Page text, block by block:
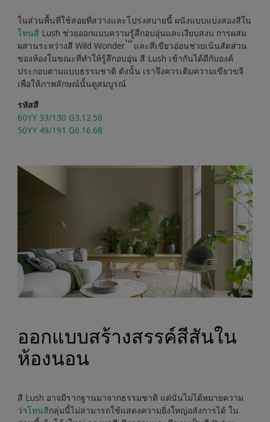
ในส่วนพื้นที่ใช้สอยที่สว่างและโปร่งสบายนี้ ผนังแบบแบ่งสองสีใน
โทนสี Lush ช่วยออกแบบความรู้สึกอบอุ่นและเงียบสงบ การผสม
ผสานระหว่างสี Wild WonderTMและสีเขียวอ่อนช่วยเน้นสัดส่วน
ของห้องในขณะที่ทำให้รู้สึกอบอุ่น สี Lush เข้ากันได้ดีกับองค์
ประกอบตามแบบธรรมชาติ ดังนั้น เราจึงควรเติมความเขียวขจี
เพื่อให้ภาพลักษณ์นั้นดูสมบูรณ์
รหัสสี
60YY 33/130 G3.12.56
50YY 49/191 G0.16.68
ออกแบบสร้างสรรค์สีสันใน
ห้องนอน
สี Lush อาจมีรากฐานมาจากธรรมชาติ แต่นั่นไม่ได้หมายความ
ว่าโทนสีกลุ่มนี้ไม่สามารถใช้แสดงความยิ่งใหญ่อลังการได้ ใน